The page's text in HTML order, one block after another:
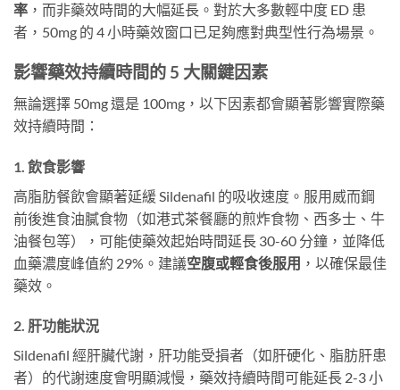
率 ，而非藥效時間的大幅延長。對於大多數輕中度 ED 患
者，50mg 的 4 小時藥效窗口已足夠應對典型性行為場景。
影響藥效持續時間的 5 大關鍵因素
無論選擇 50mg 還是 100mg，以下因素都會顯著影響實際藥
效持續時間：
1. 飲食影響
高脂肪餐飲會顯著延緩 Sildenafil 的吸收速度。服用威而鋼
前後進食油膩食物（如港式茶餐廳的煎炸食物、西多士、牛
油餐包等），可能使藥效起始時間延長 30-60 分鐘，並降低
血藥濃度峰值約 29%。建議空腹或輕食後服用 ，以確保最佳
藥效。
2. 肝功能狀況
Sildenafil 經肝臟代謝，肝功能受損者（如肝硬化、脂肪肝患
者）的代謝速度會明顯減慢，藥效持續時間可能延長 2-3 小